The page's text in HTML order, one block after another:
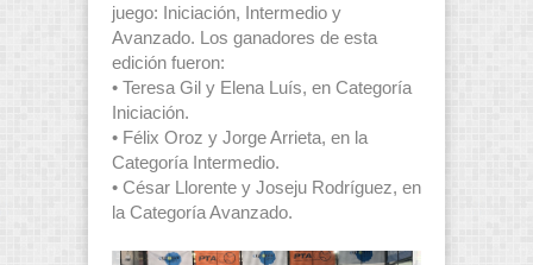
juego: Iniciación, Intermedio y
Avanzado. Los ganadores de esta
edición fueron:
• Teresa Gil y Elena Luís, en Categoría
Iniciación.
• Félix Oroz y Jorge Arrieta, en la
Categoría Intermedio.
• César Llorente y Joseju Rodríguez, en
la Categoría Avanzado.